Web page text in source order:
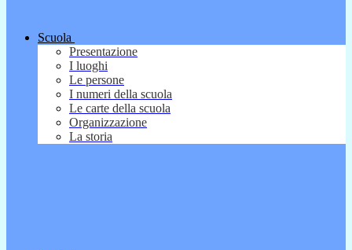
Scuola
Presentazione
I luoghi
Le persone
I numeri della scuola
Le carte della scuola
Organizzazione
La storia